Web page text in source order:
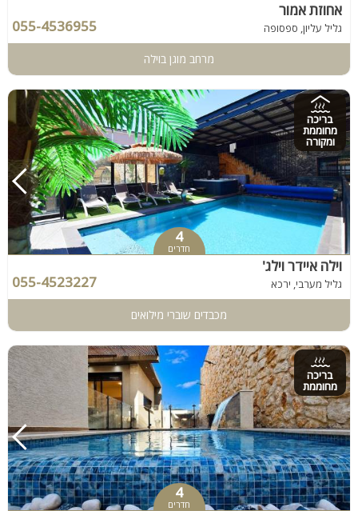
אחוזת אמור
גליל עליון, ספסופה 055-4536955
מרחב מוגן בוילה
בריכה
מחוממת
ומקורה
4
חדרים
וילה איידר וילג'
גליל מערבי, ירכא 055-4523227
מכבדים שוברי מילואים
בריכה
מחוממת
4
חדרים